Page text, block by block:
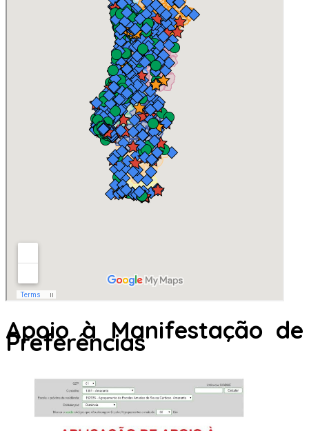
Apoio à Manifestação de
Preferências